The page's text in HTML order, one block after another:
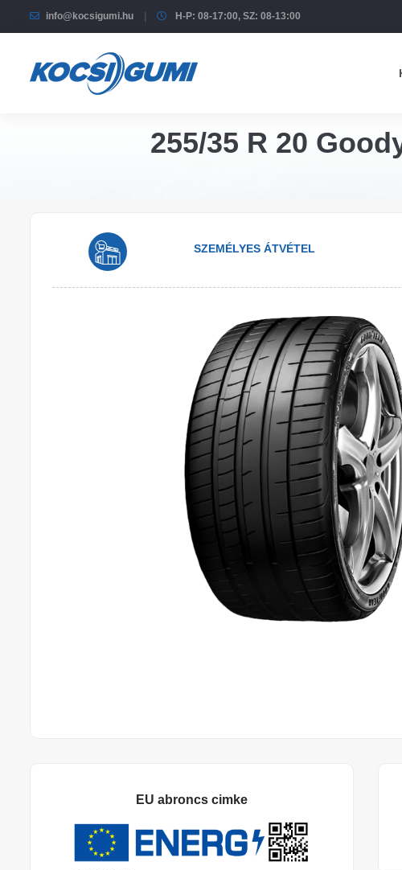
info@kocsigumi.hu H-P: 08-17:00, SZ: 08-13:00
255/35 R 20
SZEMÉLYES ÁTVÉTEL
EU abroncs cimke